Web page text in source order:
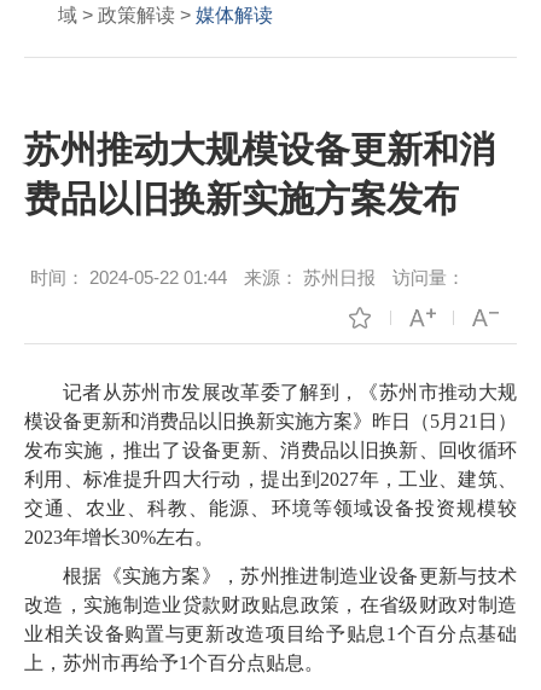
域 > 政策解读 > 媒体解读
苏州推动大规模设备更新和消
费品以旧换新实施方案发布
时间： 2024-05-22 01:44 来源： 苏州日报 访问量：
记者从苏州市发展改革委了解到，《苏州市推动大规
模设备更新和消费品以旧换新实施方案》昨日（5月21日）
发布实施，推出了设备更新、消费品以旧换新、回收循环
利用、标准提升四大行动，提出到2027年，工业、建筑、
交通、农业、科教、能源、环境等领域设备投资规模较
2023年增长30%左右。
根据《实施方案》，苏州推进制造业设备更新与技术
改造，实施制造业贷款财政贴息政策，在省级财政对制造
业相关设备购置与更新改造项目给予贴息1个百分点基础
上，苏州市再给予1个百分点贴息。